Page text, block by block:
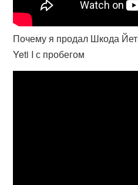
Почему я продал Шкода
Yeti I с пробегом